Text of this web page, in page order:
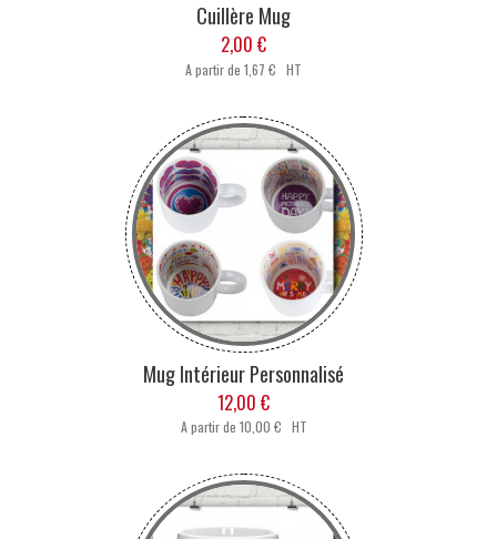
Cuillère Mug
2,00 €
A partir de1,67 € HT
Mug Intérieur Personnalisé
12,00 €
A partir de 10,00 € HT